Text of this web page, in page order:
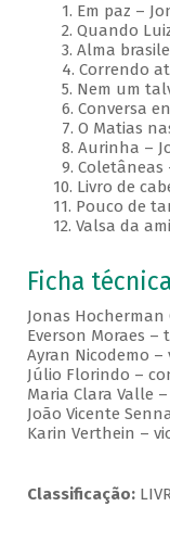
1. Em paz –
2. Quando
3. Alma
4. Correndo
5. Nem um
6. Conversa
7. O Matias
8. Aurinha –
9. Coletâneas –
10. Livro de
11. Pouco de
12. Valsa da
Ficha
Jonas
Everson Moraes –
Ayran Nicodemo –
Júlio Florindo –
Maria Clara Valle
João Vicente
Karin Verthein –
Classificação: